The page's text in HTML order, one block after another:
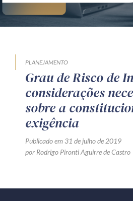
PLANEJAMENTO
Grau de Risco de
considerações
sobre a
exigência
Publicado em 31 de julho de 2019
por Rodrigo Pironti Aguirre de Castro